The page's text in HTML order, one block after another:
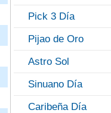
Pick 3 Día
Pijao de Oro
Astro Sol
Sinuano Día
Caribeña Día